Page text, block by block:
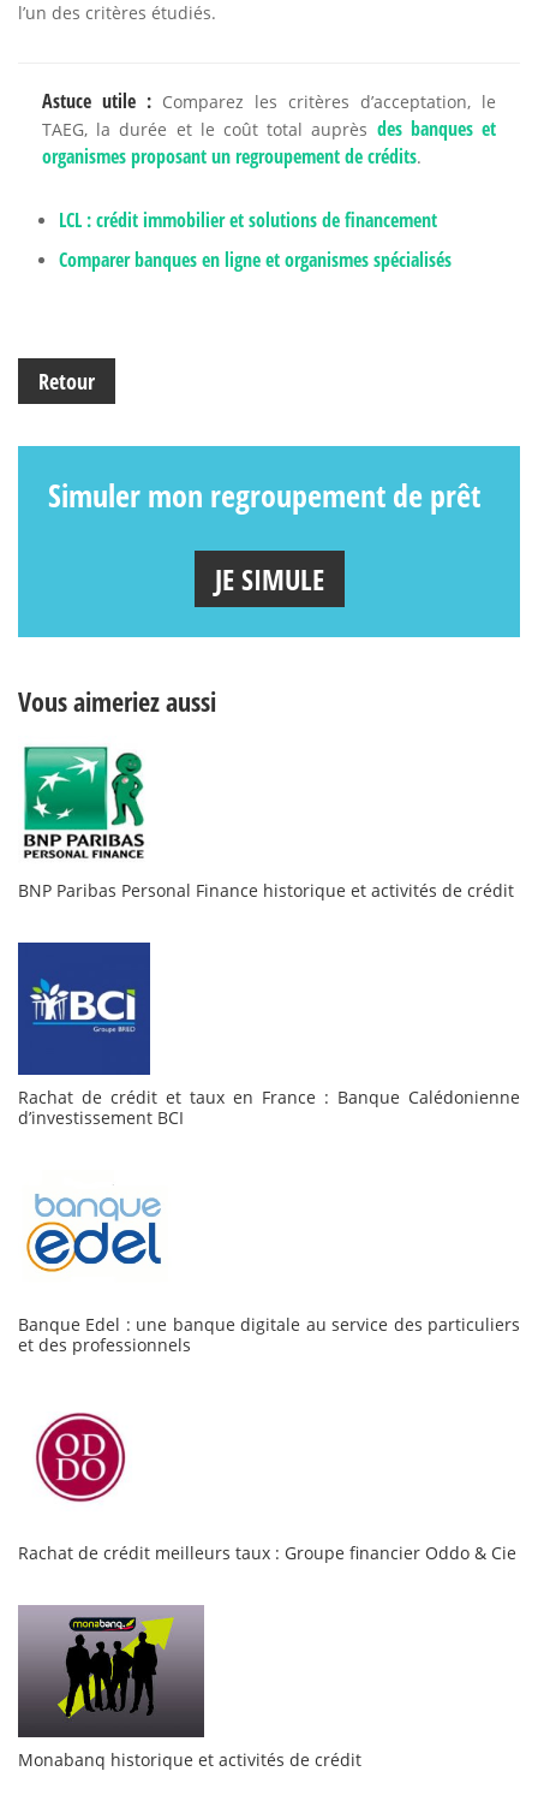
l’un des critères étudiés.
Astuce utile : Comparez les critères d’acceptation, le
TAEG, la durée et le coût total auprès des banques et
organismes proposant un regroupement de crédits.
LCL : crédit immobilier et solutions de financement
Comparer banques en ligne et organismes spécialisés
Retour
Simuler mon regroupement de prêt
JE SIMULE
Vous aimeriez aussi
BNP Paribas Personal Finance historique et activités de crédit
Rachat de crédit et taux en France : Banque Calédonienne
d’investissement BCI
Banque Edel : une banque digitale au service des particuliers
et des professionnels
Rachat de crédit meilleurs taux : Groupe financier Oddo & Cie
Monabanq historique et activités de crédit